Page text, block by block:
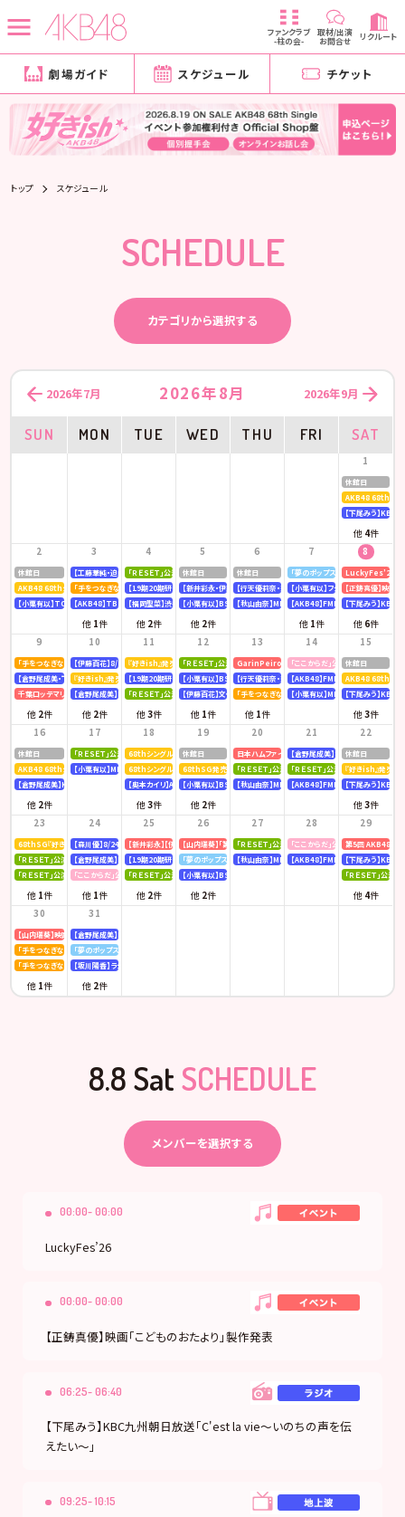
ファンクラブ
-柱の会-
取材/出演
お問合せ リクルート
劇場ガイド スケジュール チケット
トップ スケジュール
SCHEDULE
カテゴリから選択する
2026年8月
2026年7月 2026年9月
SUN MON TUE WED THU FRI SAT
休館日
AKB48 68thシン
【下尾みう】
他 4件
1
休館日
AKB48 68thシングル OS盤 【個別握手会】 @パシフィコ横浜
【小栗有以】TOKYOMX「MXグランプリ2026～異端芸人決定戦～」
2
【工藤華純・迫由芽実】大分合同新聞
「手をつなぎながら」公演
【AKB48】TBS「CDTV ライブ! ライブ!」
他 1件
3
「ＲＥＳＥＴ」公演
【19期20期研究生】SHOWROOM「AKB48研究生パレット 〜多彩な魅力をお届け〜」
【福岡聖菜】渋谷クロスFM「AKB48福岡聖菜の あなたに福を届けますらじお☆」
他 2件
4
休館日
【新井彩永・伊藤百花】文化放送「矢吹奈子のレコメン！」
【小栗有以】BSテレ東「ドライな同期の溺愛癖」
他 2件
5
休館日
【行天優莉奈・新井彩永】ラジオNIKKEI「虎ノ門 トレ
【秋山由奈】MBSラジオ「アッパレやってまーす！」
6
「夢のポップスター」公演
【小栗有以】フジテレビ「全力！脱力タ
【AKB48】FMFUJI「AKB48の
他 1件
7
LuckyFes’26
【正鋳真優】映画
【下尾みう】
他 6件
8
「手をつなぎながら」公演
【倉野尾成美・下尾みう・工藤華純・山口結愛】LOVE FM「AKB48九州放送部！」
千葉ロッテマリーンズ「BLACK SUMMER WEEK supported by クーリッシュ」
他 2件
9
【伊藤百花】8/10(月)発売「mini 9月号」
『好きish』発売記念 リミスタインターネットサイン会
【倉野尾成美】KBCラジオ「下町やぶさか診療所」
他 2件
10
『好きish』発売記念 リミスタインターネットサイン会
【19期20期研究生】SHOWROOM「AKB48研究生パレット 〜多彩な魅力をお届け〜」
「ＲＥＳＥＴ」公演
他3件
11
「ＲＥＳＥＴ」公演
【小栗有以】BSテレ東「ドライな同期の溺愛癖」
【伊藤百花】文化放送「AKB48伊藤百花のひと“花”咲かせたいっ！」
他 1件
12
GarinPeiro FES 『THE ROOTS 2026』
【行天優莉奈・新井彩永】ラジオNIKKEI「虎ノ門 トレ
「手をつなぎながら」公演
他 1件
13
「ここからだ」公演
【AKB48】FMFUJI「AKB48の
【小栗有以】MBSテレビ「深夜の爆
14
休館日
AKB48 68thシン
【下尾みう】
他3件
15
休館日
AKB48 68thシングル OS盤 【オンラインお話し会】
【倉野尾成美】KBCラジオ「下町やぶさか診療所」
他 2件
16
「ＲＥＳＥＴ」公演
【小栗有以】MBSラジオ「アッパレやってまーす！」
17
68thシングル『好きish』発売記念 「グループ握手会」
68thシングル『好きish』 発売記念「お見送り会」
【奥本カイリ】Acoustic Guitar Book 63
他3件
18
休館日
68thSG発売記念イベント「『好きish』握手祭」
【小栗有以】BSテレ東「ドライな同期の溺愛癖」
他 2件
19
日本ハムファイターズ〈AFTER GAME〉スペシャルラ
「ＲＥＳＥＴ」公演
【秋山由奈】MBSラジオ「アッパレやってまーす！」
20
【倉野尾成美】8/21(金)発売『アップ
「ＲＥＳＥＴ」公演
【AKB48】FMFUJI「AKB48の
21
休館日
『好きish』発売記
【下尾みう】
他3件
22
68thSG『好きish』初回限定盤 発売記念「仙台握手会」
「ＲＥＳＥＴ」公演
「ＲＥＳＥＴ」公演
他 1件
23
【森川優】8/24(月)発売「B.L.T. SUMMER CANDY 2026」
【倉野尾成美】KBCラジオ「下町やぶさか診療所」
「ここからだ」公演
他 1件
24
【新井彩永】【伊藤百花】ピンク・レディー 「トリビュートコンサート」
【19期20期研究生】SHOWROOM「AKB48研究生パレット 〜多彩な魅力をお届け〜」
「ＲＥＳＥＴ」公演
他 2件
25
【山内瑞葵】「第14回 全国高等学校ダンス部選手権」
「夢のポップスター」公演
【小栗有以】BSテレ東「ドライな同期の溺愛癖」
他 2件
26
「ＲＥＳＥＴ」公演
【秋山由奈】MBSラジオ「アッパレやってまーす！」
27
「ここからだ」公演
【AKB48】FMFUJI「AKB48の
28
第5回 AKB48グル
【下尾みう】
「ＲＥＳＥＴ」公演
他 4件
29
【山内瑞葵】映画 『キオク』先行試写会
「手をつなぎながら」公演
「手をつなぎながら」公演
他 1件
30
【倉野尾成美】KBCラジオ「下町やぶさか診療所」
「夢のポップスター」公演
【坂川陽香】ラジオ日本「Happy!!福井に来とっけの～」
他 2件
31
8.8 Sat SCHEDULE
メンバーを選択する
00:00- 00:00
LuckyFes’26
00:00- 00:00
【正鋳真優】映画「こどものおたより」製作発表
06:25- 06:40
【下尾みう】KBC九州朝日放送「C'est la vie〜いのちの声を伝
えたい〜」
09:25- 10:15